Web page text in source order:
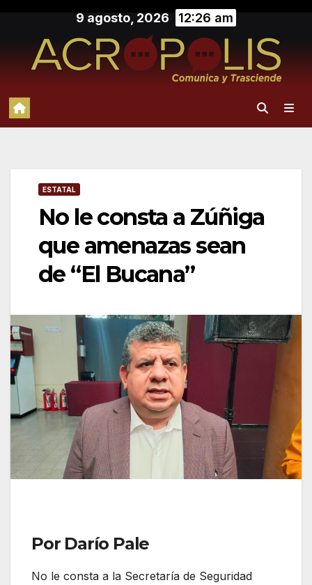
contenido
9 agosto, 2026 12:26 am
ESTATAL
No le consta a Zúñiga
que amenazas sean
de “El Bucana”
Por Darío Pale
No le consta a la Secretaría de Seguridad